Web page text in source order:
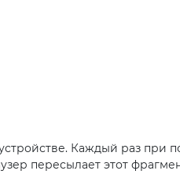
Каждый раз при
пересылает этот